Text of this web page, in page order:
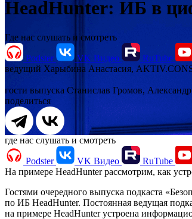
HeadHunter: ИБ в
Где нас слушать и смотреть
Podster VK Видео RuTube
ведущий Харыбина Анастасия,
гости выпуска Станислав Громов,
поделиться
где нас слушать и смотреть
Podster VK Видео RuTube
На примере HeadHunter рассмотрим, как
Гостями очередного выпуска подкаста
по ИБ HeadHunter. Постоянная ведущая
на примере HeadHunter устроена